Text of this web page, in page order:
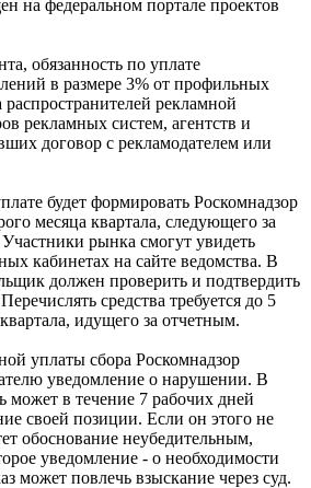
на федеральном портале проектов
обязанность по уплате
в размере 3% от профильных
распространителей рекламной
рекламных систем, агентств и
договор с рекламодателем или
будет формировать Роскомнадзор
месяца квартала, следующего за
рынка смогут увидеть
кабинетах на сайте ведомства. В
должен проверить и подтвердить
средства требуется до 5
идущего за отчетным.
уплаты сбора Роскомнадзор
уведомление о нарушении. В
может в течение 7 рабочих дней
своей позиции. Если он этого не
обоснование неубедительным,
уведомление - о необходимости
может повлечь взыскание через суд.